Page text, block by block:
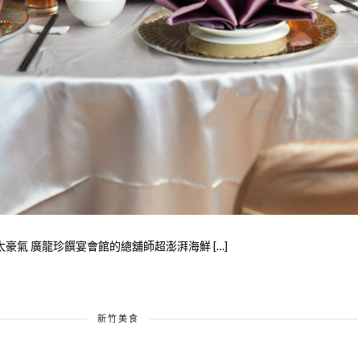
氣 廣龍珍饌宴會館的總舖師超澎湃海鮮 […]
新竹美食